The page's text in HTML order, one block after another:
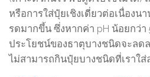
หรือการใส่ปุ๋ยเชิงเดี่ยวต่อเนื่องน
รดมากขึ้น ซึ่งหากค่า pH น้อยกว่า
ประโยชน์ของธาตุบางชนิดจะลด
ไม่สามารถกินปุ๋ยบางชนิดที่เราใส่